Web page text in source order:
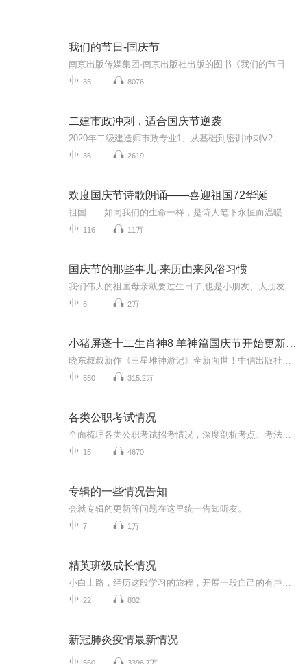
我们的节日-国庆节
35 8076
二建市政冲刺，适合国庆节逆袭
36 2619
欢度国庆节诗歌朗诵——喜迎祖国72华诞
116 11万
国庆节的那些事儿-来历由来风俗习惯
6 2万
小猪屏蓬十二生肖神8 羊神篇国庆节开始更新啦！
550 315.2万
各类公职考试情况
15 4670
专辑的一些情况告知
会就专辑的更新等问题在这里统一告知听友。
7 1万
精英班级成长情况
22 802
新冠肺炎疫情最新情况